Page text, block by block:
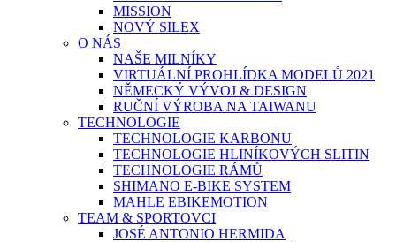
MISSION
NOVÝ SILEX
O NÁS
NAŠE MILNÍKY
VIRTUÁLNÍ PROHLÍDKA MODELŮ 2021
NĚMECKÝ VÝVOJ & DESIGN
RUČNÍ VÝROBA NA TAIWANU
TECHNOLOGIE
TECHNOLOGIE KARBONU
TECHNOLOGIE HLINÍKOVÝCH SLITIN
TECHNOLOGIE RÁMŮ
SHIMANO E-BIKE SYSTEM
MAHLE EBIKEMOTION
TEAM & SPORTOVCI
JOSÉ ANTONIO HERMIDA